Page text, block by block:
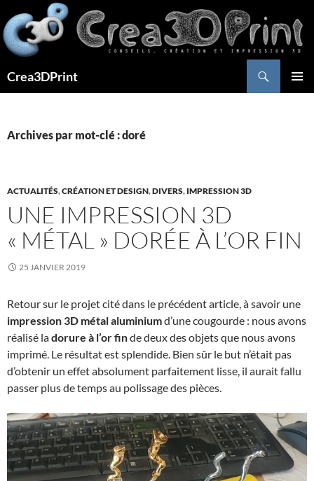
au
contenu
Crea3DPrint
Archives par mot-clé : doré
ACTUALITÉS,CRÉATION ET DESIGN,DIVERS, IMPRESSION 3D
UNE IMPRESSION 3D
« MÉTAL » DORÉE À L’OR FIN
25 JANVIER 2019
Retour sur le projet cité dans le précédent article, à savoir une
impression 3D métal aluminiumd’une cougourde : nous avons
réalisé ladorure à l’or finde deux des objets que nous avons
imprimé. Le résultat est splendide. Bien sûr le but n’était pas
d’obtenir un effet absolument parfaitement lisse, il aurait fallu
passer plus de temps au polissage des pièces.